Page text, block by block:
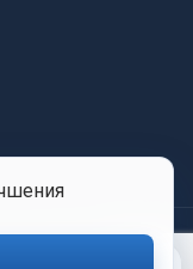
Обработка